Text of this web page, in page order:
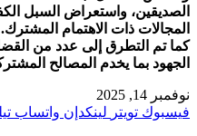
الصديقين، واستعراض السبل
المجالات ذات الاهتمام المشترك.
كما تم التطرق إلى عدد من
الجهود بما يخدم المصالح
نوفمبر 14, 2025
فيسبوك تويتر لينكدإن واتساب